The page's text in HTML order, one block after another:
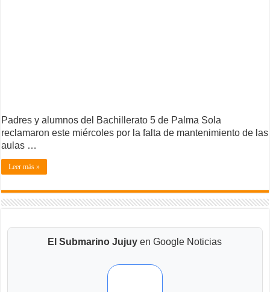
Padres y alumnos del Bachillerato 5 de Palma Sola
reclamaron este miércoles por la falta de mantenimiento de las
aulas …
Leer más »
El Submarino Jujuy en Google Noticias